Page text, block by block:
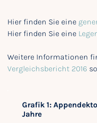
Hier finden Sie eine
Hier finden Sie eine
Weitere Informationen
Vergleichsbericht 2016
Grafik 1:
Jahre